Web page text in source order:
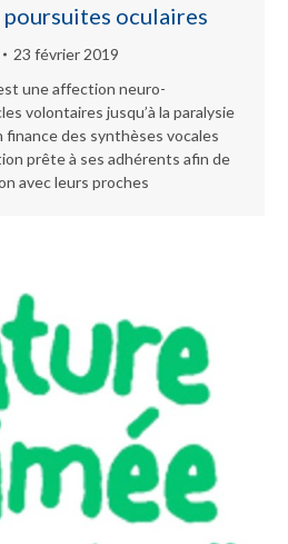
oculaires
23 février 2019
une affection neuro-
volontaires jusqu’à la paralysie
des synthèses vocales
prête à ses adhérents afin de
avec leurs proches